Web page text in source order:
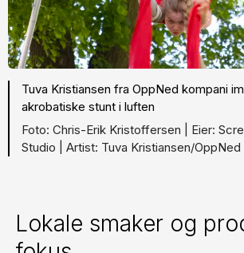
Tuva Kristiansen fra OppNed kompani
akrobatiske stunt i luften
Chris-Erik Kristoffersen |
Studio |
Tuva Kristiansen/OppNed
Lokale smaker og